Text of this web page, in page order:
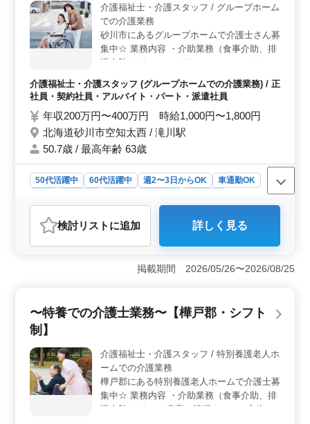
30分から17時00分、1月から2月は8時30分から17時00分
となっています。休憩時間は90分あり、残業は月40時間
となっており、ワークライフバランスを大切にしていま
す。 ＜給与・福利厚生＞ 年収は400万円から600万
円まで幅広く、通勤手当は全額支給されます。また、福
え、宿舎の提供も行っています。
介護福祉士・介護スタッフ / グループホーム
での介護業務
砂川市にあるグループホームで介護士さん募
集中☆ 業務内容 ・介助業務（食事介助、排
泄介助など） ・レクリエーション ・リハビ
理 ・サービス利用者の家族との相談、助言
備考 ＊シフト制(週3日以上相談可能) ＊交通
費実費支給 ＊日勤のみ応相談 60代活躍中◎
まずはお気軽にお問い合わせください♪
介護福祉士・介護スタッフ (グループホームでの介護業務) / 正
社員・契約社員・アルバイト・パート・派遣社員
年収200万円〜400万円 時給1,000円〜1,800円
北海道砂川市空知太西 / 滝川駅
50.7歳 / 最高年齢 63歳
50代活躍中 60代活躍中 週2〜3日からOK
車通勤OK
介護福祉士・介護スタッフ
おすすめポイント
＜車通勤の便益＞ 車通勤が可能で、通勤時間や交通の
ストレスを軽減できます。特に地域によってアクセスが
限られる方にとっても、通勤が便利です。 ＜シニア
ちしています。 ＜幅広い業務内容＞ 介助業務から
レクリエーション、リハビリテーションサポートまで、
です。
検討リスト に追加 詳しく見る
掲載期間 2026/05/26〜2026/08/25
〜特養での介護士業務〜【樺戸郡・シフト
制】
介護福祉士・介護スタッフ / 特別養護老人ホ
ームでの介護業務
樺戸郡にある特別養護老人ホームで介護士募
集中☆ 業務内容 ・介助業務（食事介助、排
泄介助など） ・病室の清掃やシーツ交換 ・